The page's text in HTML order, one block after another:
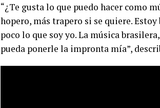
“¿Te gusta lo que puedo hacer como
hopero, más trapero si se quiere.
poco lo que soy yo. La música
pueda ponerle la impronta mía”,